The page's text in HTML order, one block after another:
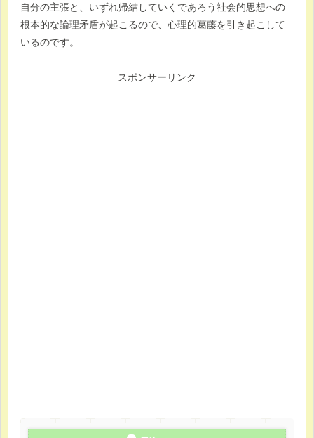
自分の主張と、いずれ帰結していくであろう社会的思想への
根本的な論理矛盾が起こるので、心理的葛藤を引き起こして
いるのです。
スポンサーリンク